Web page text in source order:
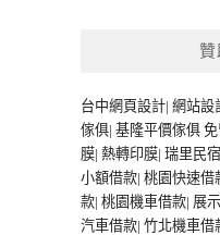
台中網頁設計| 網站設
傢俱| 基隆平價傢俱 免
膜| 熱轉印膜| 瑞里民宿
小額借款| 桃園快速借
款| 桃園機車借款| 展
汽車借款| 竹北機車借